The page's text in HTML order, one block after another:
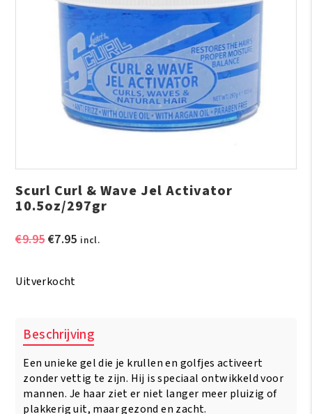
Scurl Curl & Wave Jel Activator
10.5oz/297gr
€9.95Oorspronkelijke
€9.95.
€7.95Huidige
incl.
Uitverkocht
Beschrijving
Een unieke gel die je krullen en golfjes activeert
zonder vettig te zijn. Hij is speciaal ontwikkeld voor
mannen. Je haar ziet er niet langer meer pluizig of
plakkerig uit, maar gezond en zacht.